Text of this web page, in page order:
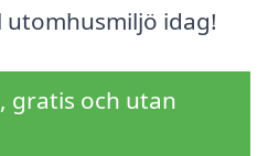
idag!
gratis och utan